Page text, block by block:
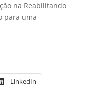
na Reabilitando
para uma
LinkedIn